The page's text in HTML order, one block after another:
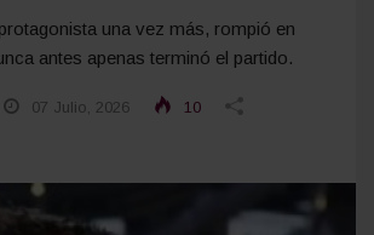
una vez más, rompió en
antes apenas terminó el partido.
07 Julio, 2026 10